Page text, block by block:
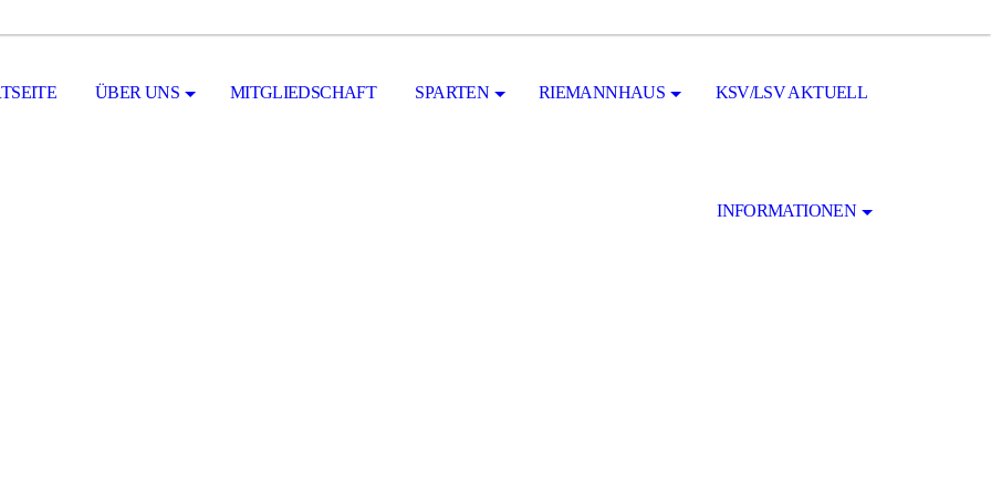
ÜBER UNS MITGLIEDSCHAFT SPARTEN RIEMANNHAUS KSV/LSV AKTUELL
INFORMATIONEN